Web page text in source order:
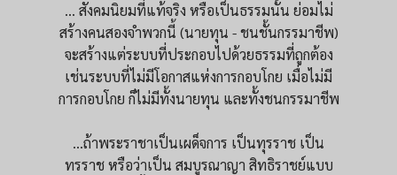
... สังคมนิยมที่แท้จริง หรือเป็นธรรมนั้น ย่อมไม่
สร้างคนสองจำพวกนี้ (นายทุน - ชนชั้นกรรมาชีพ)
จะสร้างแต่ระบบที่ประกอบไปด้วยธรรมที่ถูกต้อง
เช่นระบบที่ไม่มีโอกาสแห่งการกอบโกย เมื่อไม่มี
การกอบโกย ก็ไม่มีทั้งนายทุน และทั้งชนกรรมาชีพ
…ถ้าพระราชาเป็นเผด็จการ เป็นทุรราช เป็น
ทรราช หรือว่าเป็น สมบูรณาญา สิทธิราชย์แบบ